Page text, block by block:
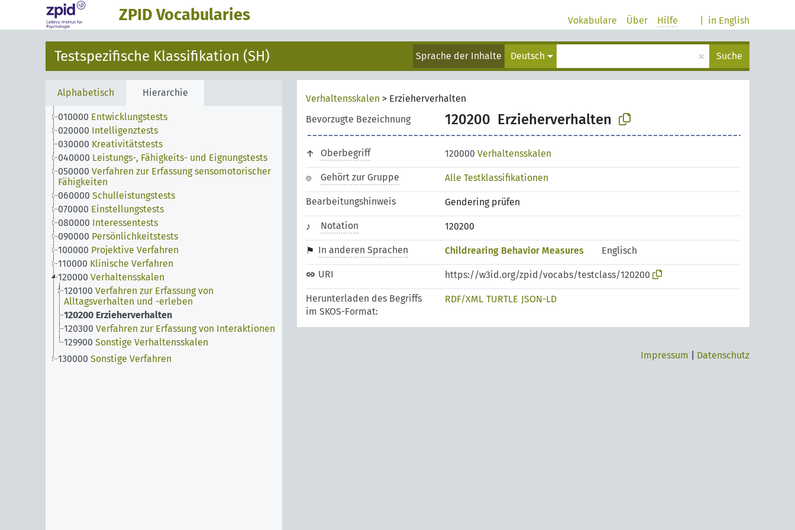
ZPID Vocabularies in English
Vokabulare Über Hilfe
Testspezifische Klassifikation (SH) Sprache der Inhalte Deutsch × Suche
Alphabetisch Hierarchie
010000 Entwicklungstests
020000 Intelligenztests
030000 Kreativitätstests
040000 Leistungs-, Fähigkeits- und Eignungstests
050000 Verfahren zur Erfassung sensomotorischer
Fähigkeiten
060000 Schulleistungstests
070000 Einstellungstests
080000 Interessentests
090000 Persönlichkeitstests
100000 Projektive Verfahren
110000 Klinische Verfahren
120000 Verhaltensskalen
120100 Verfahren zur Erfassung von
Alltagsverhalten und -erleben
120200 Erzieherverhalten
120300 Verfahren zur Erfassung von Interaktionen
129900 Sonstige Verhaltensskalen
130000 Sonstige Verfahren
Verhaltensskalen > Erzieherverhalten
Bevorzugte Bezeichnung
120200 Erzieherverhalten
Oberbegriff 120000 Verhaltensskalen
Gehört zur Gruppe Alle Testklassifikationen
Bearbeitungshinweis Gendering prüfen
Notation 120200
In anderen Sprachen Childrearing Behavior Measures Englisch
URI https://w3id.org/zpid/vocabs/testclass/120200
Herunterladen des Begriffs
im SKOS-Format:
RDF/XML TURTLE JSON-LD
Impressum Datenschutz